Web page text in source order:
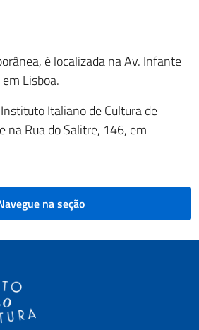
é localizada na Av. Infante
Lisboa.
Italiano de Cultura de
na Rua do Salitre, 146, em
na seção